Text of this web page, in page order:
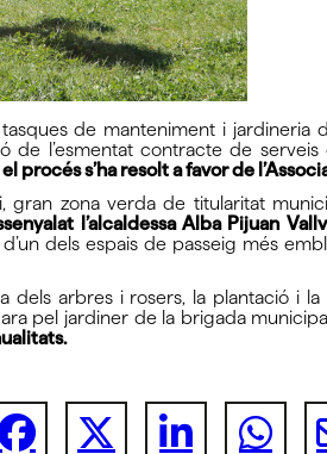
de manteniment i jardineria
de l’esmentat contracte de
procés s’ha resolt a favor de
gran zona verda de titularitat
l’alcaldessa Alba Pijuan
dels espais de passeig més
dels arbres i rosers, la plantació i la
pel jardiner de la brigada